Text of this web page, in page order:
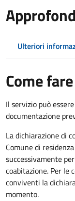
Ulteriori
Come fare
Il servizio può
documentazione
La dichiarazione di
Comune di
successivamente
coabitazione. Per le
conviventi la
momento.